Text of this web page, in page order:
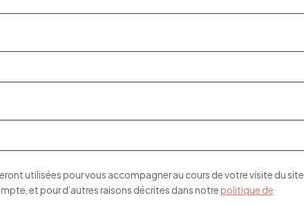
utilisées pour vous accompagner au cours de votre visite du site
et pour d’autres raisons décrites dans notre politique de